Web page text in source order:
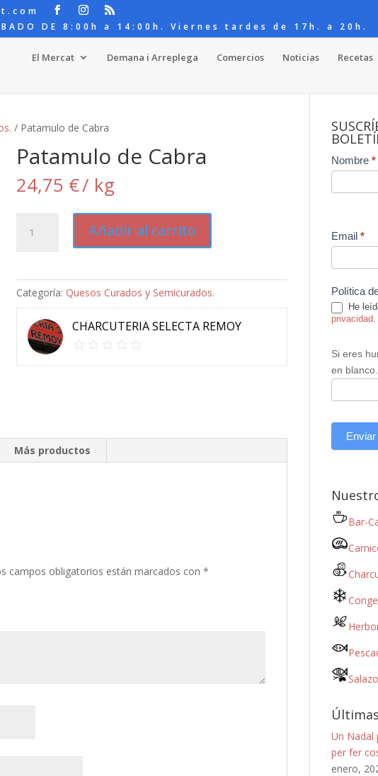
DE 8:00h a 14:00h. Viernes tardes de 17h. a 20h.
El Mercat Demana i Arreplega Comercios Noticias Recetas
/ Patamulo de Cabra
Patamulo de Cabra
24,75 €/ kg
Añadir al carrito
Categoría: Quesos Curados y Semicurados.
CHARCUTERIA SELECTA REMOY
Más productos
campos obligatorios están marcados con*
Contact
Us
Nombre *
Email *
Política
He
privacidad.
Si eres
en blanco.
Enviar
Bar-
Un Nadal
per fer
enero,